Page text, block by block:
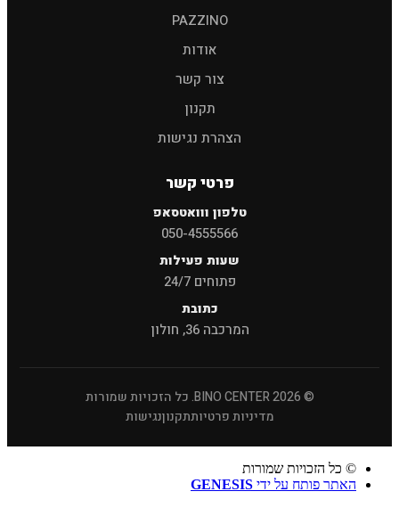
PAZZINO
אודות
צור קשר
תקנון
הצהרת נגישות
פרטי קשר
טלפון ווואטסאפ
050-4555566
שעות פעילות
פתוחים 24/7
כתובת
המרכבה 36, חולון
© 2026 BINO CENTER. כל הזכויות שמורות
מדיניות פרטיותתקנוןנגישות
© כל הזכויות שמורות
האתר פותח על ידי GENESIS